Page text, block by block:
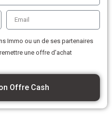
Immo ou un de ses partenaires
une offre d'achat
Offre Cash